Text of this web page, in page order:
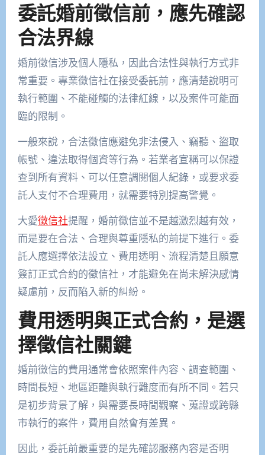
委託婚前徵信前，應先確認
合法界線
婚前徵信涉及個人隱私，因此合法性與執行方式非
常重要。專業徵信社在接受委託前，應清楚說明可
執行範圍、不能碰觸的法律紅線，以及案件可能面
臨的限制。
一般來說，合法徵信應避免非法侵入、竊聽、盜取
帳號、違法取得個資等行為。若業者宣稱可以保證
查到所有資料、可以任意調閱個人紀錄，或要求委
託人支付不合理費用，就需要特別提高警覺。
大愛徵信社提醒，婚前徵信並不是越激烈越有效，
而是要在合法、合理與尊重隱私的前提下進行。委
託人應選擇依法設立、費用透明、流程清楚且願意
簽訂正式合約的徵信社，才能避免在尚未解決感情
疑慮前，反而陷入新的糾紛。
費用透明與正式合約，是選
擇徵信社關鍵
婚前徵信的費用通常會依照案件內容、調查範圍、
時間長短、地區距離與執行難度而有所不同。若只
是初步背景了解，與需要長時間觀察、蒐證或跨縣
市執行的案件，費用自然會有差異。
因此，委託前最重要的是先確認服務內容是否明